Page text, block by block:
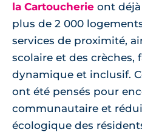
la Cartoucherie ont
plus de 2 000
services de proximité,
scolaire et des
dynamique et inclusif.
ont été pensés pour
communautaire et
écologique des